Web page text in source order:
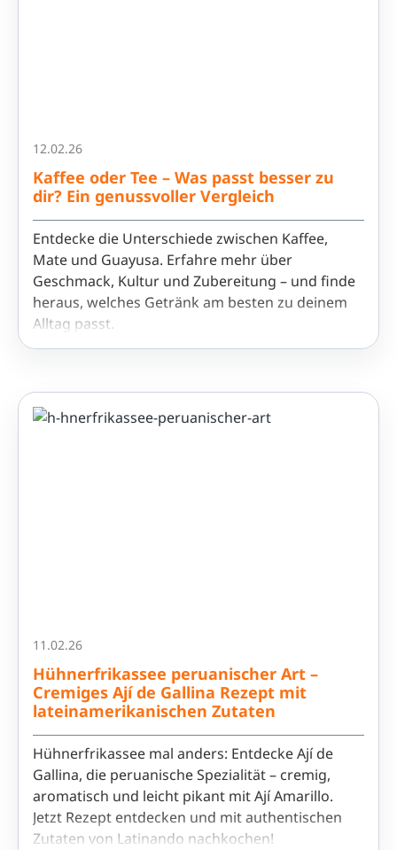
12.02.26
Kaffee oder Tee – Was passt besser zu
dir? Ein genussvoller Vergleich
Entdecke die Unterschiede zwischen Kaffee,
Mate und Guayusa. Erfahre mehr über
Geschmack, Kultur und Zubereitung – und finde
heraus, welches Getränk am besten zu deinem
Alltag passt.
11.02.26
Hühnerfrikassee peruanischer Art –
Cremiges Ají de Gallina Rezept mit
lateinamerikanischen Zutaten
Hühnerfrikassee mal anders: Entdecke Ají de
Gallina, die peruanische Spezialität – cremig,
aromatisch und leicht pikant mit Ají Amarillo.
Jetzt Rezept entdecken und mit authentischen
Zutaten von Latinando nachkochen!